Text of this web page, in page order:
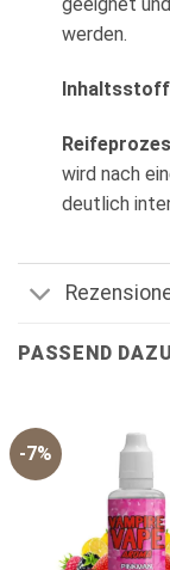
werden.
wird nach
deutlich
PASSEND DAZU
-7%